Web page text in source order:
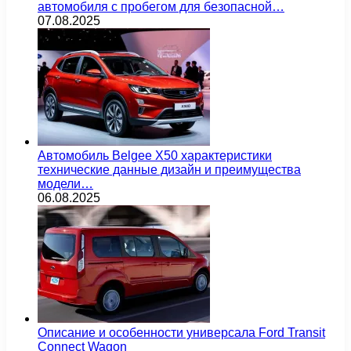
автомобиля с пробегом для безопасной…
07.08.2025
Автомобиль Belgee X50 характеристики
технические данные дизайн и преимущества
модели…
06.08.2025
Описание и особенности универсала Ford Transit
Connect Wagon